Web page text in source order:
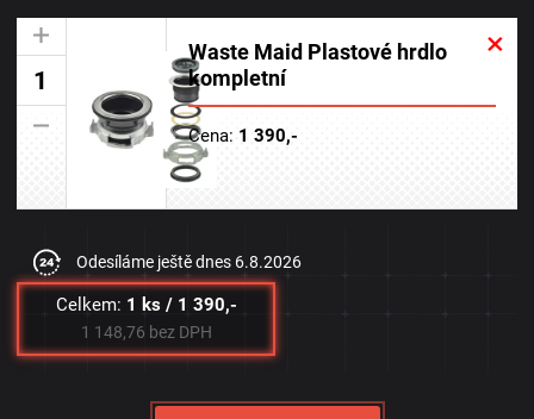
×
+
-
Waste Maid Plastové hrdlo
kompletní
Cena: 1 390,-
Odesíláme ještě dnes 6.8.2026
Celkem: 1 ks / 1 390,-
1 148,76 bez DPH